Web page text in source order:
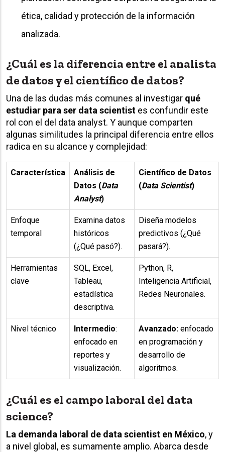
ética, calidad y protección de la información
analizada.
¿Cuál es la diferencia entre el analista
de datos y el científico de datos?
Una de las dudas más comunes al investigar qué
estudiar para ser data scientist es confundir este
rol con el del data analyst. Y aunque comparten
algunas similitudes la principal diferencia entre ellos
radica en su alcance y complejidad:
Característica
Análisis de
Datos (Data
Analyst)
Científico de Datos
(Data Scientist)
Enfoque
temporal
Examina datos
históricos
(¿Qué pasó?).
Diseña modelos
predictivos (¿Qué
pasará?).
Herramientas
clave
SQL, Excel,
Tableau,
estadística
descriptiva.
Python, R,
Inteligencia Artificial,
Redes Neuronales.
Nivel técnico Intermedio:
enfocado en
reportes y
visualización.
Avanzado: enfocado
en programación y
desarrollo de
algoritmos.
¿Cuál es el campo laboral del data
science?
La demanda laboral de data scientist en México, y
a nivel global, es sumamente amplio. Abarca desde